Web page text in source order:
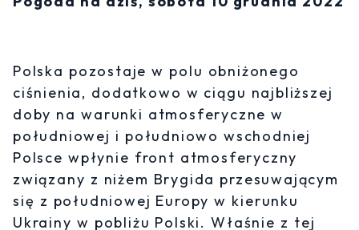
Polska pozostaje w polu obniżonego
ciśnienia, dodatkowo w ciągu najbliższej
doby na warunki atmosferyczne w
południowej i południowo wschodniej
Polsce wpłynie front atmosferyczny
związany z niżem Brygida przesuwającym
się z południowej Europy w kierunku
Ukrainy w pobliżu Polski. Właśnie z tej